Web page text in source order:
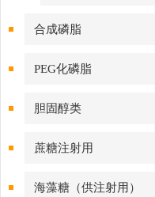
合成磷脂
PEG化磷脂
胆固醇类
蔗糖注射用
海藻糖（供注射用）